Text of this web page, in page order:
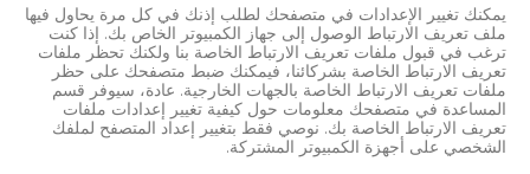
يمكنك تغيير الإعدادات في متصفحك لطلب إذنك في كل مرة يحاول فيها
ملف تعريف الارتباط الوصول إلى جهاز الكمبيوتر الخاص بك. إذا كنت
ترغب في قبول ملفات تعريف الارتباط الخاصة بنا ولكنك تحظر ملفات
تعريف الارتباط الخاصة بشركائنا، فيمكنك ضبط متصفحك على حظر
ملفات تعريف الارتباط الخاصة بالجهات الخارجية. عادة، سيوفر قسم
المساعدة في متصفحك معلومات حول كيفية تغيير إعدادات ملفات
تعريف الارتباط الخاصة بك. نوصي فقط بتغيير إعداد المتصفح لملفك
الشخصي على أجهزة الكمبيوتر المشتركة.